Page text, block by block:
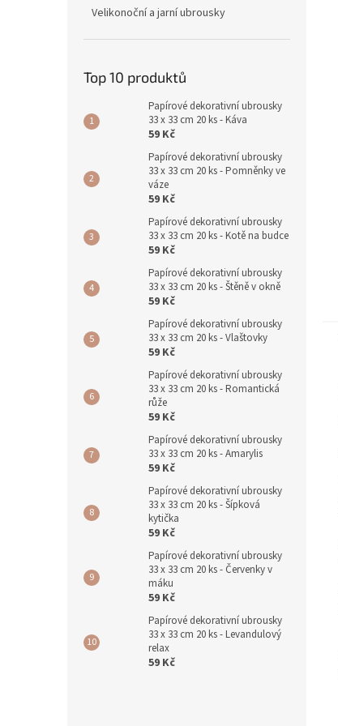
Velikonoční a jarní ubrousky
Top 10 produktů
Papírové dekorativní ubrousky
33 x 33 cm 20 ks - Káva
59 Kč
Papírové dekorativní ubrousky
33 x 33 cm 20 ks - Pomněnky ve
váze
59 Kč
Papírové dekorativní ubrousky
33 x 33 cm 20 ks - Kotě na budce
59 Kč
Papírové dekorativní ubrousky
33 x 33 cm 20 ks - Štěně v okně
59 Kč
Papírové dekorativní ubrousky
33 x 33 cm 20 ks - Vlaštovky
59 Kč
Papírové dekorativní ubrousky
33 x 33 cm 20 ks - Romantická
růže
59 Kč
Papírové dekorativní ubrousky
33 x 33 cm 20 ks - Amarylis
59 Kč
Papírové dekorativní ubrousky
33 x 33 cm 20 ks - Šípková
kytička
59 Kč
Papírové dekorativní ubrousky
33 x 33 cm 20 ks - Červenky v
máku
59 Kč
Papírové dekorativní ubrousky
33 x 33 cm 20 ks - Levandulový
relax
59 Kč